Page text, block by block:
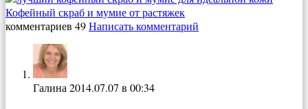
Кофейный скраб и мумие от растяжек
комментариев 49Написать комментарий
Галина 2014.07.07 в 00:34